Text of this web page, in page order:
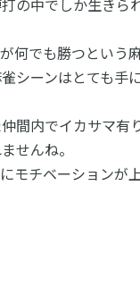
の中でしか生きら
何でも勝つという
シーンはとても手
間内でイカサマ有
せんね。
モチベーションが